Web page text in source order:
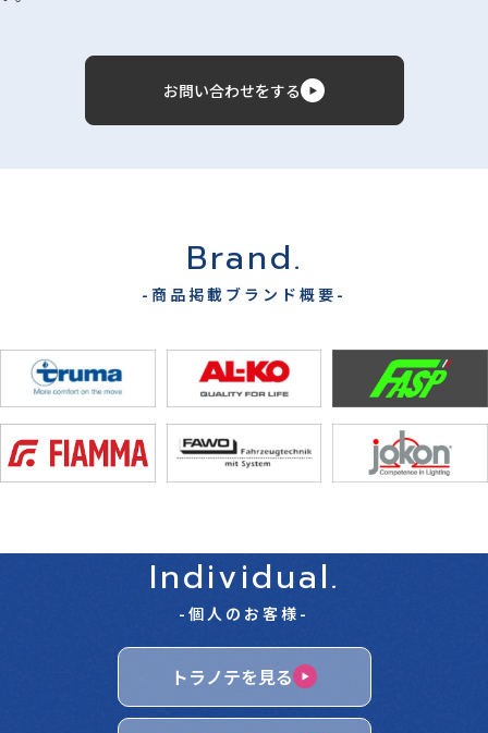
お問い合わせをする
Brand.
-商品掲載ブランド概要-
Individual.
-個人のお客様-
トラノテを見る